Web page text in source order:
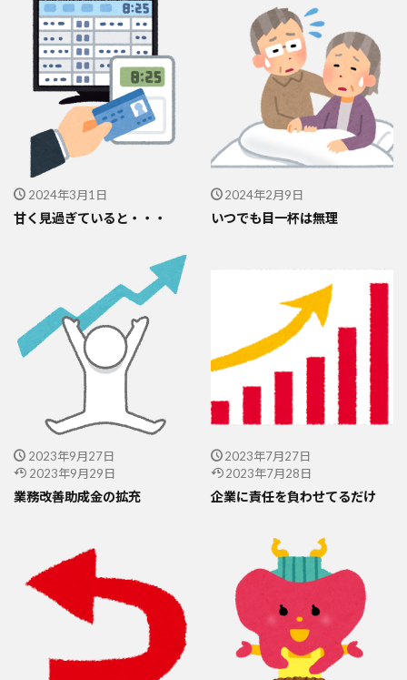
2024年3月1日
甘く見過ぎていると・・・
2024年2月9日
いつでも目一杯は無理
2023年9月27日
2023年9月29日
業務改善助成金の拡充
2023年7月27日
2023年7月28日
企業に責任を負わせてるだけ